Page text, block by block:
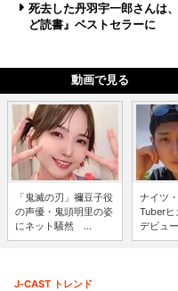
死去した丹羽宇一郎さんは
ど読書』ベストセラーに
動画で見る
「鬼滅の刃」禰豆子役
の声優・鬼頭明里の姿
にネット騒然 ...
ナイツ
Tuberヒ
デビュ
J-CAST トレンド